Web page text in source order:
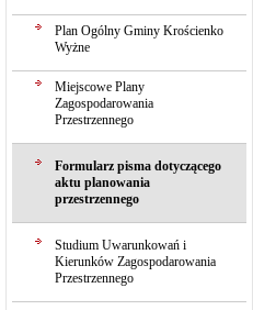
Plan Ogólny Gminy Krościenko
Wyżne
Miejscowe Plany
Zagospodarowania
Przestrzennego
Formularz pisma dotyczącego
aktu planowania
przestrzennego
Studium Uwarunkowań i
Kierunków Zagospodarowania
Przestrzennego